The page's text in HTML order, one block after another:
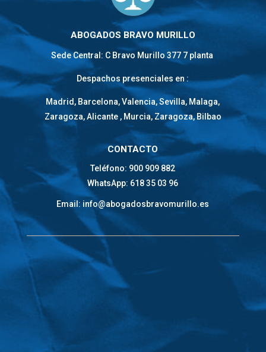
ABOGADOS BRAVO MURILLO
Sede Central: C Bravo Murillo 377 7 planta
Despachos presenciales en :
Madrid, Barcelona, Valencia, Sevilla, Malaga,
Zaragoza, Alicante , Murcia, Zaragoza, Bilbao
CONTACTO
Teléfono: 900 909 882
WhatsApp: 618 35 03 96
Email: info@abogadosbravomurillo.es